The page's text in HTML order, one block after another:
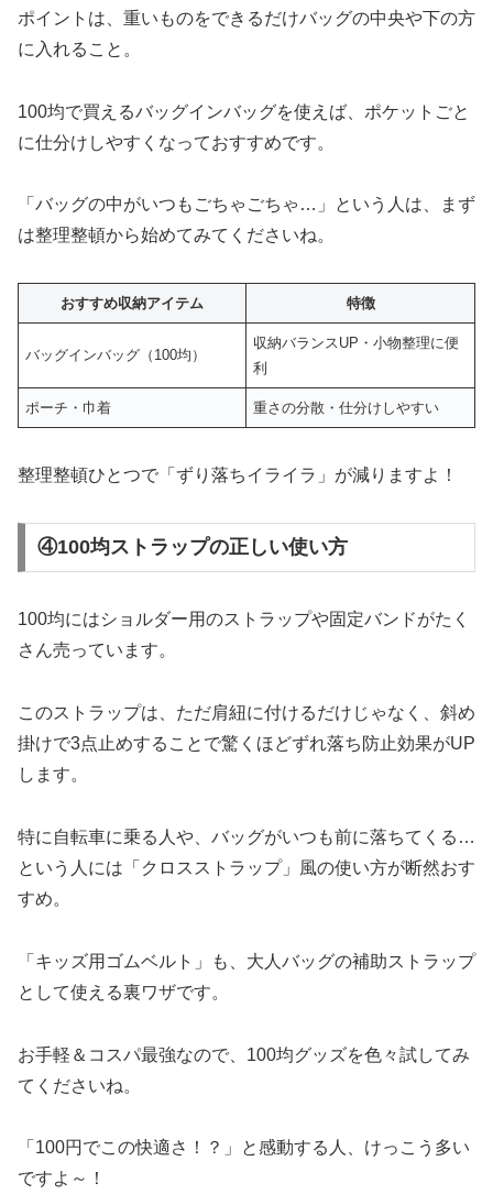
ポイントは、重いものをできるだけバッグの中央や下の方
に入れること。
100均で買えるバッグインバッグを使えば、ポケットごと
に仕分けしやすくなっておすすめです。
「バッグの中がいつもごちゃごちゃ…」という人は、まず
は整理整頓から始めてみてくださいね。
おすすめ収納アイテム 特徴
バッグインバッグ（100均）
収納バランスUP・小物整理に便
利
ポーチ・巾着 重さの分散・仕分けしやすい
整理整頓ひとつで「ずり落ちイライラ」が減りますよ！
④100均ストラップの正しい使い方
100均にはショルダー用のストラップや固定バンドがたく
さん売っています。
このストラップは、ただ肩紐に付けるだけじゃなく、斜め
掛けで3点止めすることで驚くほどずれ落ち防止効果がUP
します。
特に自転車に乗る人や、バッグがいつも前に落ちてくる…
という人には「クロスストラップ」風の使い方が断然おす
すめ。
「キッズ用ゴムベルト」も、大人バッグの補助ストラップ
として使える裏ワザです。
お手軽＆コスパ最強なので、100均グッズを色々試してみ
てくださいね。
「100円でこの快適さ！？」と感動する人、けっこう多い
ですよ～！